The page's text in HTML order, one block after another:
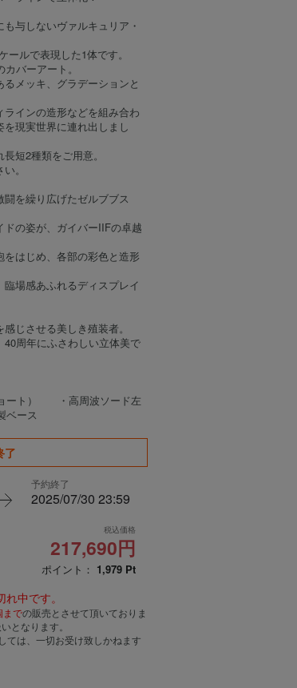
与しないヴァルキュリア・
ルで表現した1体です。
バーアート。
メッキ、グラデーションと
インの造形などを組み合わ
現実世界に連れ出しまし
短2種類をご用意。
。
を繰り広げたゼルブブス
の姿が、ガイバーIIFの卓越
はじめ、各部の彩色と造形
場感あふれるディスプレイ
じさせる美しき殖装者。
周年にふさわしい立体美で
ョート） ・高周波ソード左
ース
了
予約終了
2025/07/30 23:59
税込価格
217,690円
ポイント： 1,979 Pt
中です。
までの販売とさせて頂いておりま
となります。
ては、一切お受け致しかねます